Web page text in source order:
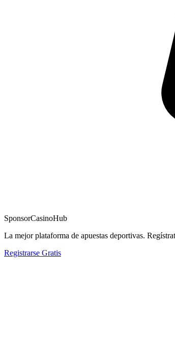
SponsorCasinoHub
La mejor plataforma de apuestas deportivas.
Registrarse Gratis